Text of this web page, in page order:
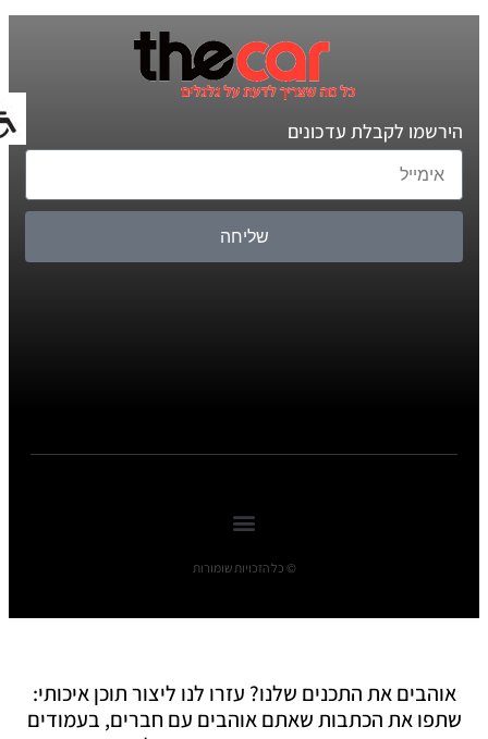
הירשמו לקבלת עדכונים
שליחה
© כל הזכויות שומורות
אוהבים את התכנים שלנו? עזרו לנו ליצור תוכן איכותי:
שתפו את הכתבות שאתם אוהבים עם חברים, בעמודים